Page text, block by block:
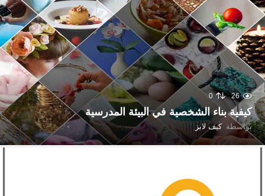
26
0
كيفية بناء الشخصية في البيئة المدرسية
بواسطة كيف لابز